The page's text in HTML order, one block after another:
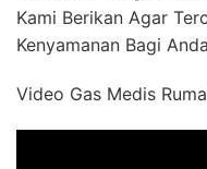
Kami Berikan Agar
Kenyamanan Bagi
Video Gas Medis